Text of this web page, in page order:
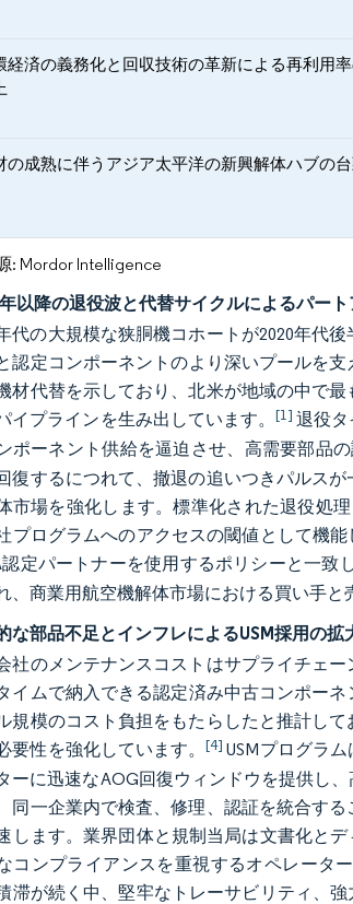
経済の義務化と回収技術の革新による再利用
の成熟に伴うアジア太平洋の新興解体ハブの
: Mordor Intelligence
以降の退役波と代替サイクルによるパー
代の大規模な狭胴機コホートが2020年代
認定コンポーネントのより深いプールを
材代替を示しており、北米が地域の中で
イプラインを生み出しています。[1] 退役タ
ポーネント供給を逼迫させ、高需要部品の
復するにつれて、撤退の追いつきパルス
市場を強化します。標準化された退役処
プログラムへのアクセスの閾値として機
認定パートナーを使用するポリシーと一致
、商業用航空機解体市場における買い手と
な部品不足とインフレによるUSM採用の拡
社のメンテナンスコストはサプライチェ
イムで納入できる認定済み中古コンポー
規模のコスト負担をもたらしたと推計し
要性を強化しています。[4] USMプログラ
ーに迅速なAOG回復ウィンドウを提供し
同一企業内で検査、修理、認証を統合す
します。業界団体と規制当局は文書化と
コンプライアンスを重視するオペレータ
滞が続く中、堅牢なトレーサビリティ、